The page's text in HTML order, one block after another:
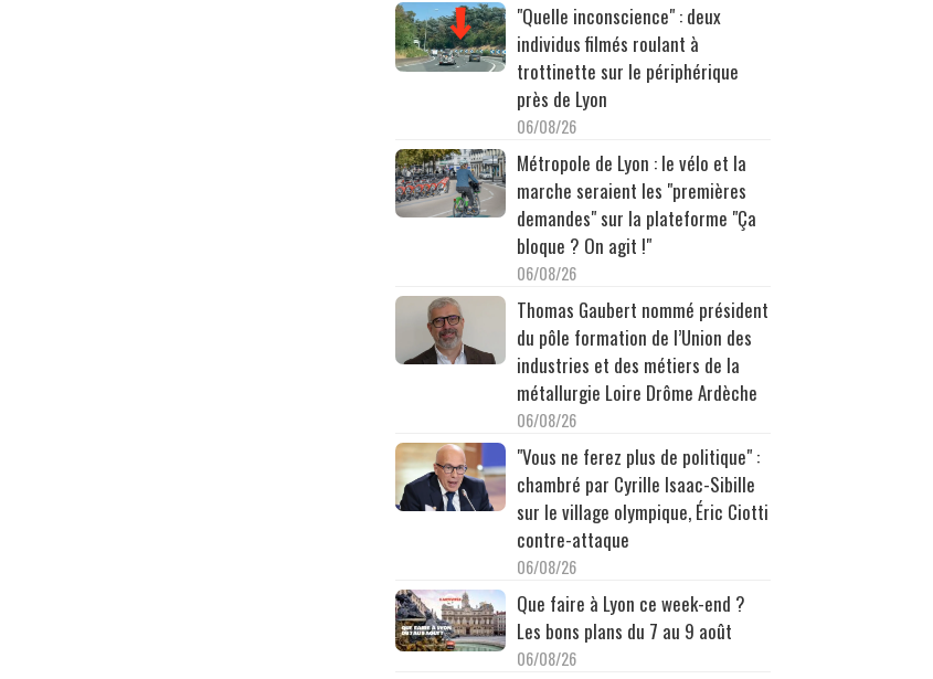
"Quelle inconscience" : deux
individus filmés roulant à
trottinette sur le périphérique
près de Lyon
06/08/26
Métropole de Lyon : le vélo et la
marche seraient les "premières
demandes" sur la plateforme "Ça
bloque ? On agit !"
06/08/26
Thomas Gaubert nommé président
du pôle formation de l’Union des
industries et des métiers de la
métallurgie Loire Drôme Ardèche
06/08/26
"Vous ne ferez plus de politique" :
chambré par Cyrille Isaac-Sibille
sur le village olympique, Éric Ciotti
contre-attaque
06/08/26
Que faire à Lyon ce week-end ?
Les bons plans du 7 au 9 août
06/08/26